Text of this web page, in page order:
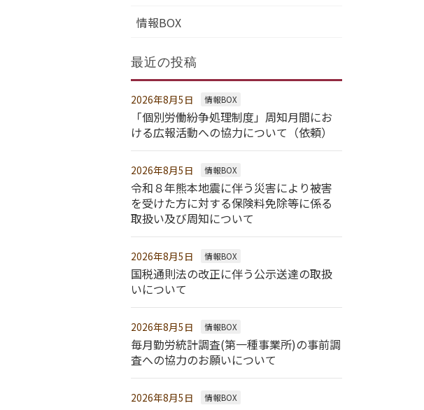
情報BOX
最近の投稿
2026年8月5日 情報BOX
「個別労働紛争処理制度」周知月間にお
ける広報活動への協力について（依頼）
2026年8月5日 情報BOX
令和８年熊本地震に伴う災害により被害
を受けた方に対する保険料免除等に係る
取扱い及び周知について
2026年8月5日 情報BOX
国税通則法の改正に伴う公示送達の取扱
いについて
2026年8月5日 情報BOX
毎月勤労統計調査(第一種事業所)の事前調
査への協力のお願いについて
2026年8月5日 情報BOX